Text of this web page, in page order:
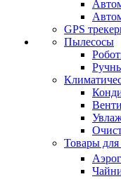
GPS
Пылесосы
Товары